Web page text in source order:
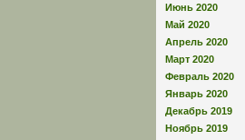
Июнь 2020
Май 2020
Апрель 2020
Март 2020
Февраль 2020
Январь 2020
Декабрь 2019
Ноябрь 2019